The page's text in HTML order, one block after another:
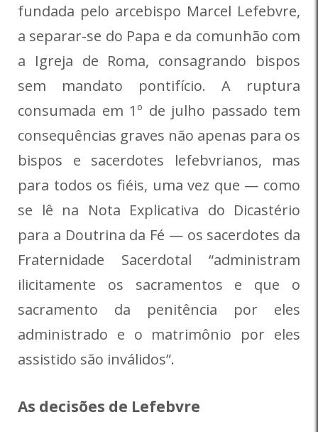
fundada pelo arcebispo Marcel Lefebvre,
a separar-se do Papa e da comunhão com
a Igreja de Roma, consagrando bispos
sem mandato pontifício. A ruptura
consumada em 1º de julho passado tem
consequências graves não apenas para os
bispos e sacerdotes lefebvrianos, mas
para todos os fiéis, uma vez que — como
se lê na Nota Explicativa do Dicastério
para a Doutrina da Fé — os sacerdotes da
Fraternidade Sacerdotal “administram
ilicitamente os sacramentos e que o
sacramento da penitência por eles
administrado e o matrimônio por eles
assistido são inválidos”.
As decisões de Lefebvre